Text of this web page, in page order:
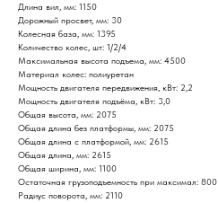
Длина вил, мм: 1150
Дорожный просвет, мм: 30
Колесная база, мм: 1395
Количество колес, шт: 1/2/4
Максимальная высота подъема, мм: 4500
Материал колес: полиуретан
Мощность двигателя передвижения, кВт: 2,2
Мощность двигателя подъёма, кВт: 3,0
Общая высота, мм: 2075
Общая длина без платформы, мм: 2075
Общая длина с платформой, мм: 2615
Общая длина, мм: 2615
Общая ширина, мм: 1100
Остаточная грузоподъемность при максимал: 800
Радиус поворота, мм: 2110